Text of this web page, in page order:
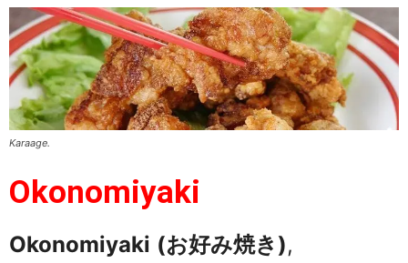
Karaage.
Okonomiyaki
Okonomiyaki (お好み焼き),